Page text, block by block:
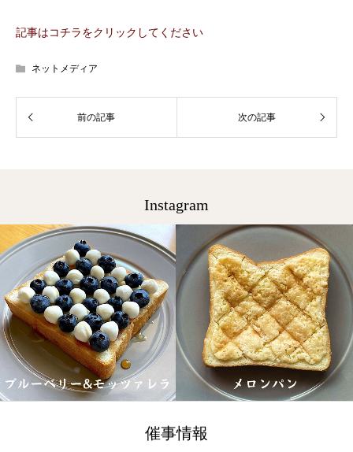
記事はコチラをクリックしてください
ネットメディア
Instagram
催事情報